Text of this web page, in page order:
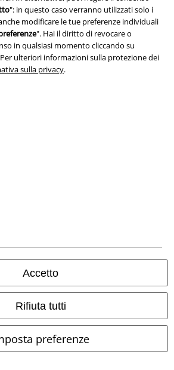
": in questo caso verranno utilizzati solo i
modificare le tue preferenze individuali
". Hai il diritto di revocare o
in qualsiasi momento cliccando su
ulteriori informazioni sulla protezione dei
sulla privacy.
Accetto
Rifiuta tutti
preferenze
Spedizione
App EMP